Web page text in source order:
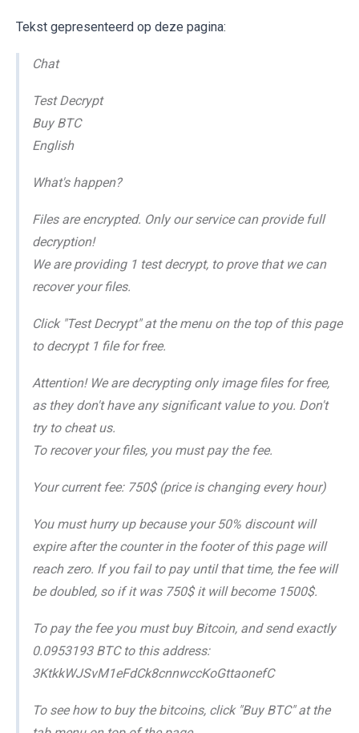
Tekst gepresenteerd op deze pagina:
Chat
Test Decrypt
Buy BTC
English
What's happen?
Files are encrypted. Only our service can provide full
decryption!
We are providing 1 test decrypt, to prove that we can
recover your files.
Click "Test Decrypt" at the menu on the top of this page
to decrypt 1 file for free.
Attention! We are decrypting only image files for free,
as they don't have any significant value to you. Don't
try to cheat us.
To recover your files, you must pay the fee.
Your current fee: 750$ (price is changing every hour)
You must hurry up because your 50% discount will
expire after the counter in the footer of this page will
reach zero. If you fail to pay until that time, the fee will
be doubled, so if it was 750$ it will become 1500$.
To pay the fee you must buy Bitcoin, and send exactly
0.0953193 BTC to this address:
3KtkkWJSvM1eFdCk8cnnwccKoGttaonefC
To see how to buy the bitcoins, click "Buy BTC" at the